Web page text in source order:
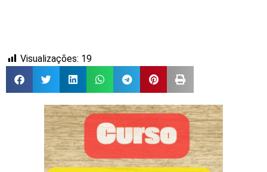
Visualizações: 19